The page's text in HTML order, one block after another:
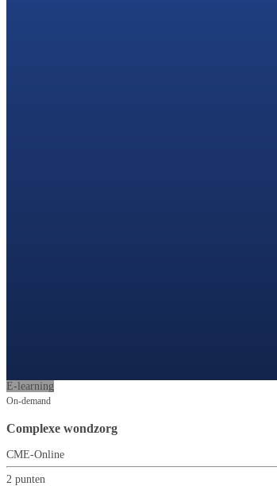
E-learning
On-demand
Complexe wondzorg
CME-Online
2 punten